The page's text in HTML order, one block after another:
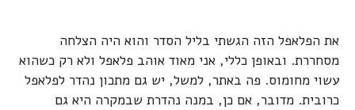
את הפלאפל הזה הגשתי בליל הסדר והוא היה הצלחה
מסחררת. ובאופן כללי, אני מאוד אוהב פלאפל ולא רק כשהוא
עשוי מחומוס. פה באתר, למשל, יש גם מתכון נהדר לפלאפל
כרובית. מדובר, אם כן, במנה נהדרת שבמקרה היא גם